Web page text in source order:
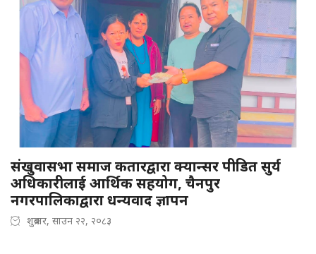
संखुवासभा समाज कतारद्वारा क्यान्सर पीडित सुर्य
अधिकारीलाई आर्थिक सहयोग, चैनपुर
नगरपालिकाद्वारा धन्यवाद ज्ञापन
शुक्रबार, साउन २२, २०८३